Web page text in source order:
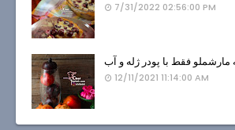
7/31/2022 02:56:00 PM
مارشملو فقط با پودر ژله و آب
12/11/2021 11:14:00 AM